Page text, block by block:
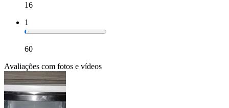
16
1
60
Avaliações com fotos e vídeos